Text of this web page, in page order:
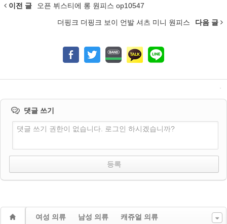
이전 글 오픈 뷔스티에 롱 원피스 op10547
더핑크 더핑크 보이 언발 셔츠 미니 원피스 다음 글
댓글 쓰기
댓글 쓰기 권한이 없습니다. 로그인 하시겠습니까?
여성 의류 남성 의류 캐쥬얼 의류